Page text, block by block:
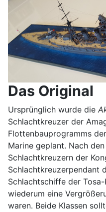
Das Original
Ursprünglich wurde die
Schlachtkreuzer der
Flottenbauprogramms
Marine geplant. Nach
Schlachtkreuzern der
Schlachtkreuzerpendant
Schlachtschiffe der Tosa-
wiederum eine
waren. Beide Klassen